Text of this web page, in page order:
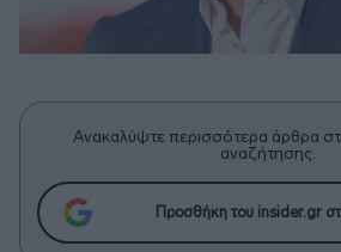
Ανακαλύψτε περισσότερα άρθρα
αναζήτησης.
Προσθήκη του insider.gr